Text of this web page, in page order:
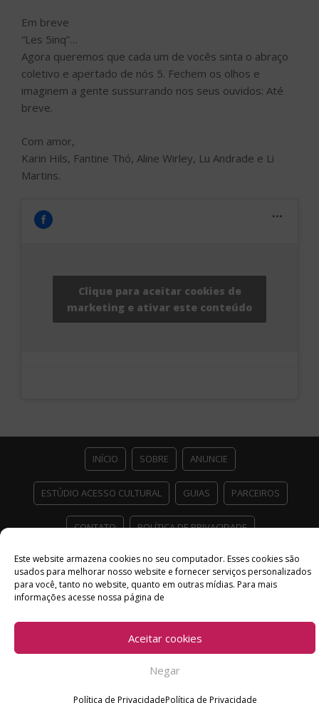
Este website armazena cookies no seu computador. Esses cookies são
usados ​​para melhorar nosso website e fornecer serviços personalizados
para você, tanto no website, quanto em outras mídias. Para mais
informações acesse nossa página de
Aceitar cookies
Negar
Política de PrivacidadePolítica de Privacidade
Em breve
“Les 5inq”…
Agora queremos que cada um de vocês sinta o abraço
coletivo e apertado de nós 5. Fechem os olhos e
imaginem a gente sussurrando nos seus ouvidos: Até
breve.
Com amor,
Karin Hils, Fantine Thó, Aline Wirley, Lu Andrade e Li
Martins.
Clique para aceitar cookies de
marketing e ativar este conteúdo
INÍCIO SOBRE ANUNCIE
ESTÚDIO ACESSO CULTURAL GUIAS PARCEIROS
CONTATO POLÍTICA DE PRIVACIDADE
Facebook
TwitterInstagram
Youtube
Copyright©2026 Acesso Cultural - Arte, Cultura Pop e Entretenimento
Desenvolvido por